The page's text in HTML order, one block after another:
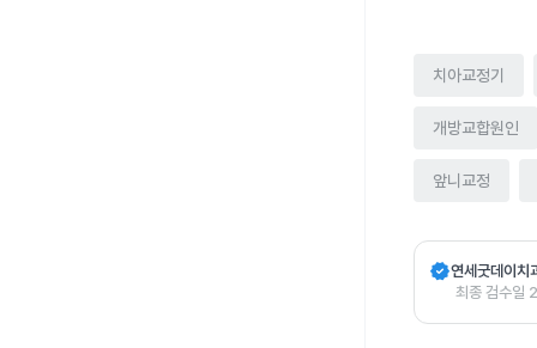
치아교정기
개방교합원인
앞니교정
verified연세굿데이치
최종 검수일